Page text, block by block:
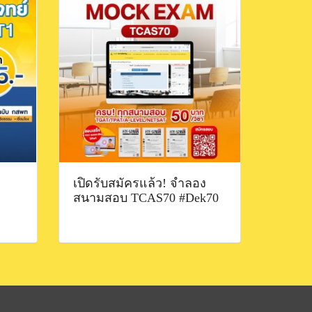
เปิดรับสมัครแล้ว! จำลอง
สนามสอบ TCAS70 #Dek70